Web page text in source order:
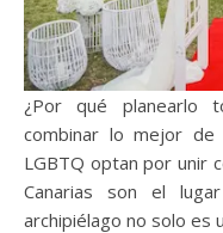
¿Por qué planearlo todo dos veces cuando puedes
combinar lo mejor de
LGBTQ optan por unir
Canarias son el
archipiélago no solo es